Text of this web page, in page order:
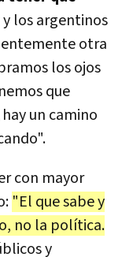
y los argentinos
otra
los ojos
que
un camino
con mayor
"El que sabe y
no la política.
y